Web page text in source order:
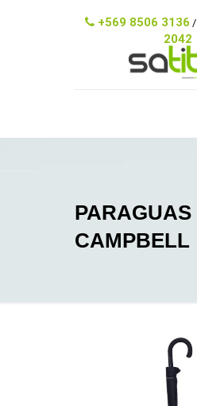
+569 8506 3136 /
2042
PARAGUAS
CAMPBELL